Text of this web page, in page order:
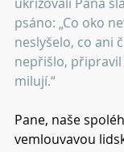
psáno: „Co oko
neslyšelo, co ani
nepřišlo,
milují.“
Pane, naše
vemlouvavou